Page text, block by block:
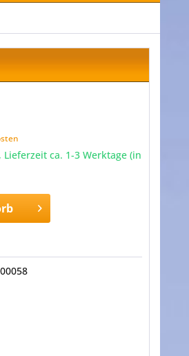
ca. 1-3 Werktage (in